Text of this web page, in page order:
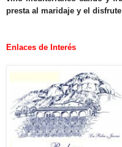
presta al maridaje y el
Enlaces de Interés